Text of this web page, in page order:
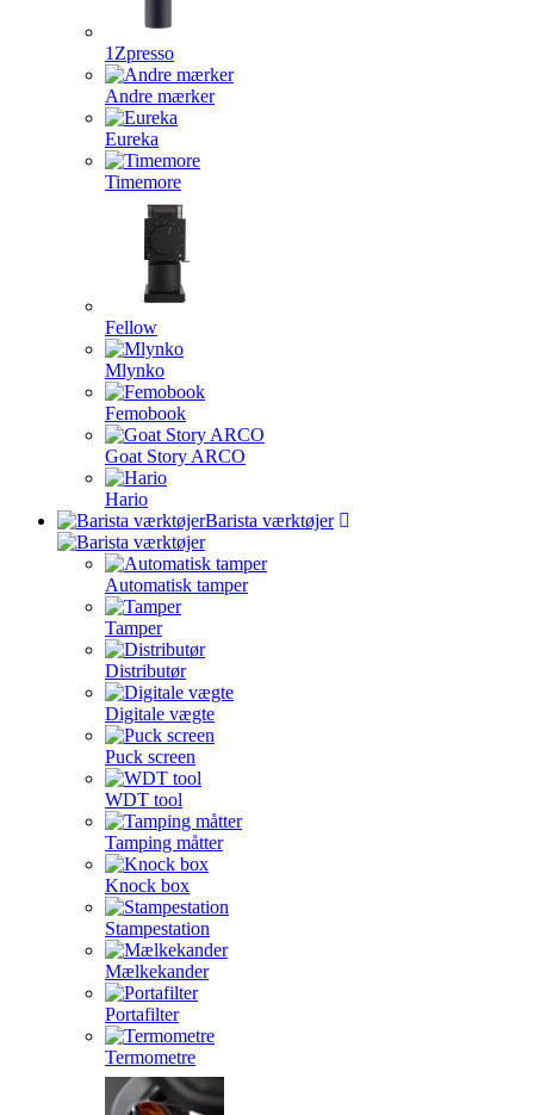
1Zpresso
Andre mærker
Eureka
Timemore
Fellow
Mlynko
Femobook
Goat Story ARCO
Hario
Barista værktøjer
Automatisk tamper
Tamper
Distributør
Digitale vægte
Puck screen
WDT tool
Tamping måtter
Knock box
Stampestation
Mælkekander
Portafilter
Termometre